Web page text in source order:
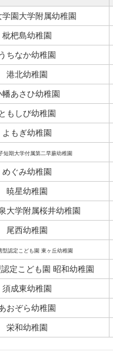
学園大学附属幼稚園
枇杷島幼稚園
うちなか幼稚園
港北幼稚園
幡あさひ幼稚園
ともしび幼稚園
よもぎ幼稚園
短期大学付属第二早蕨幼稚園
めぐみ幼稚園
暁星幼稚園
大学附属桜井幼稚園
尾西幼稚園
型認定こども園 東ヶ丘幼稚園
定こども園 昭和幼稚園
須成東幼稚園
おぞら幼稚園
栄和幼稚園